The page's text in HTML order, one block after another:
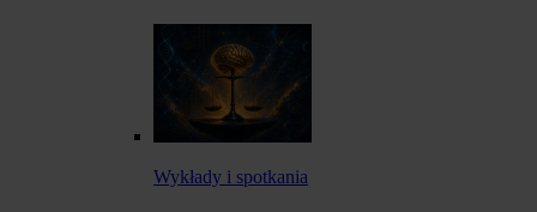
Wykłady i spotkania